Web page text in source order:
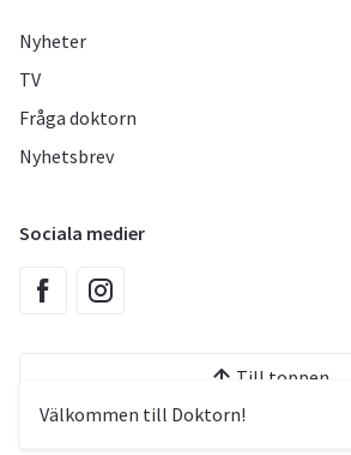
Välkommen till Doktorn!
Nyheter
TV
Fråga doktorn
Nyhetsbrev
Sociala medier
Till toppen